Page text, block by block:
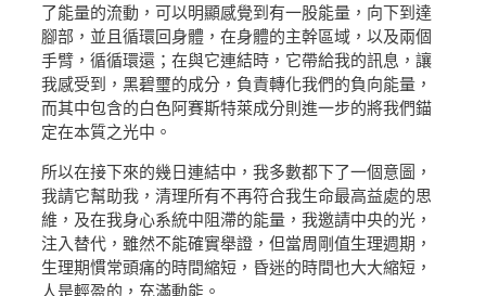
了能量的流動，可以明顯感覺到有一股能量，向下到達
腳部，並且循環回身體，在身體的主幹區域，以及兩個
手臂，循循環還；在與它連結時，它帶給我的訊息，讓
我感受到，黑碧璽的成分，負責轉化我們的負向能量，
而其中包含的白色阿賽斯特萊成分則進一步的將我們錨
定在本質之光中。
所以在接下來的幾日連結中，我多數都下了一個意圖，
我請它幫助我，清理所有不再符合我生命最高益處的思
維，及在我身心系統中阻滯的能量，我邀請中央的光，
注入替代，雖然不能確實舉證，但當周剛值生理週期，
生理期慣常頭痛的時間縮短，昏迷的時間也大大縮短，
人是輕盈的，充滿動能。